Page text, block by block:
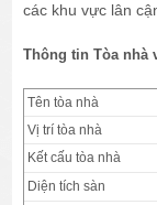
các khu vực lân
Thông tin Tòa nhà
Tên tòa nhà
Vị trí tòa nhà
Kết cấu tòa nhà
Diện tích sàn